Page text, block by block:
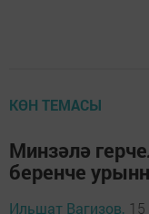
КӨН ТЕМАСЫ
Минзәлә
беренче
Ильшат Вагизов, 15